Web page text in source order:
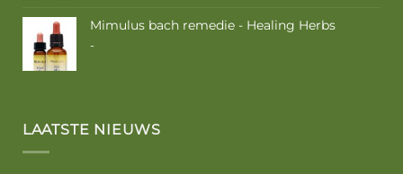
Mimulus bach remedie - Healing Herbs
-Prijsklasse:
LAATSTE NIEUWS